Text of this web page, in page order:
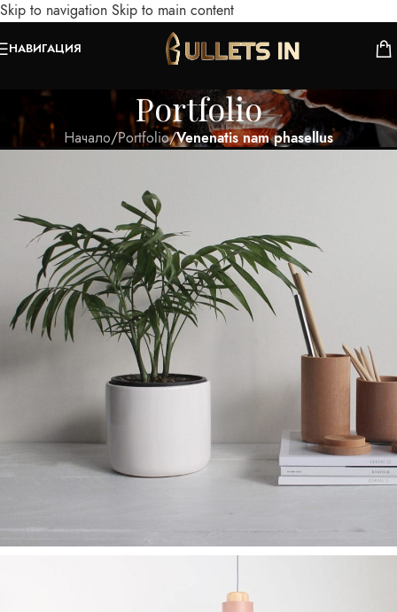
Skip to navigation Skip to main content
НАВИГАЦИЯ
Portfolio
Начало/Portfolio/Venenatis nam phasellus